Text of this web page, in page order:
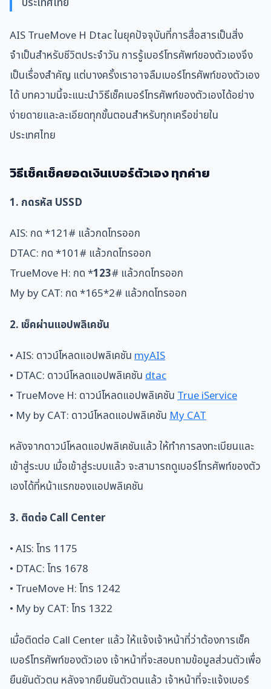
AIS TrueMove H Dtac ในยุคปัจจุบันที่การสื่อสารเป็นสิ่ง
จำเป็นสำหรับชีวิตประจำวัน การรู้เบอร์โทรศัพท์ของตัวเองจึง
เป็นเรื่องสำคัญ แต่บางครั้งเราอาจลืมเบอร์โทรศัพท์ของตัวเอง
ได้ บทความนี้จะแนะนำวิธีเช็คเบอร์โทรศัพท์ของตัวเองได้อย่าง
ง่ายดายและละเอียดทุกขั้นตอนสำหรับทุกเครือข่ายใน
ประเทศไทย
วิธีเช็คเช็คยอดเงินเบอร์ตัวเอง ทุกค่าย
1. กดรหัส USSD
AIS: กด *121# แล้วกดโทรออก
DTAC: กด *101# แล้วกดโทรออก
TrueMove H: กด *123# แล้วกดโทรออก
My by CAT: กด *165*2# แล้วกดโทรออก
2. เช็คผ่านแอปพลิเคชัน
• AIS: ดาวน์โหลดแอปพลิเคชันmyAIS
• DTAC: ดาวน์โหลดแอปพลิเคชันdtac
• TrueMove H: ดาวน์โหลดแอปพลิเคชันTrue iService
• My by CAT: ดาวน์โหลดแอปพลิเคชันMy CAT
หลังจากดาวน์โหลดแอปพลิเคชันแล้ว ให้ทำการลงทะเบียนและ
เข้าสู่ระบบ เมื่อเข้าสู่ระบบแล้ว จะสามารถดูเบอร์โทรศัพท์ของตัว
เองได้ที่หน้าแรกของแอปพลิเคชัน
3. ติดต่อ Call Center
• AIS: โทร 1175
• DTAC: โทร 1678
• TrueMove H: โทร 1242
• My by CAT: โทร 1322
เมื่อติดต่อ Call Center แล้ว ให้แจ้งเจ้าหน้าที่ว่าต้องการเช็ค
เบอร์โทรศัพท์ของตัวเอง เจ้าหน้าที่จะสอบถามข้อมูลส่วนตัวเพื่อ
ยืนยันตัวตน หลังจากยืนยันตัวตนแล้ว เจ้าหน้าที่จะแจ้งเบอร์